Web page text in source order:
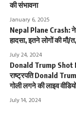
की संभावना
January 6, 2025
Nepal Plane Crash:
हादसा, इतने लोगों की मौ/
July 24, 2024
Donald Trump Shot
राष्ट्रपति Donald
गोली लगने की लाइव
July 14, 2024